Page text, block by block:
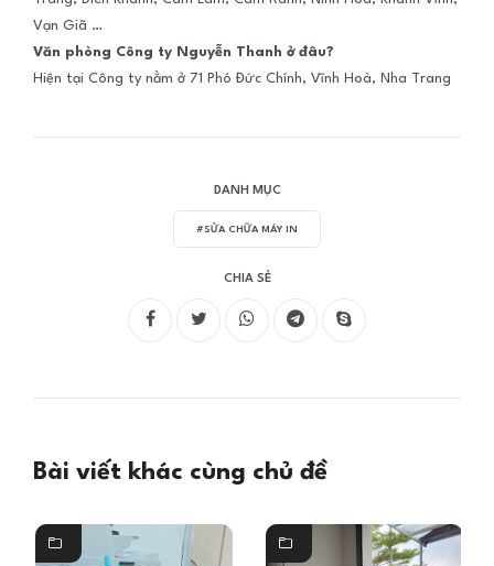
Vạn Giã …
Văn phòng Công ty Nguyễn Thanh ở đâu?
Hiện tại Công ty nằm ở 71 Phó Đức Chính, Vĩnh Hoà, Nha Trang
DANH MỤC
#SỬA CHỮA MÁY IN
CHIA SẺ
Bài viết khác cùng chủ đề